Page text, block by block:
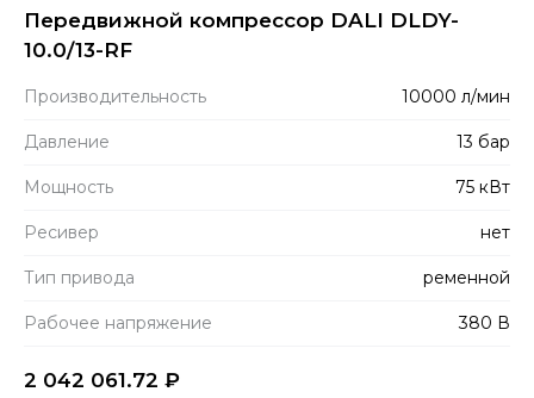
Передвижной компрессор DALI DLDY-
10.0/13-RF
Производитель­ность 10000 л/мин
Давление 13 бар
Мощность 75 кВт
Ресивер нет
Тип привода ременной
Рабочее напряжение 380 В
2 042 061.72 ₽